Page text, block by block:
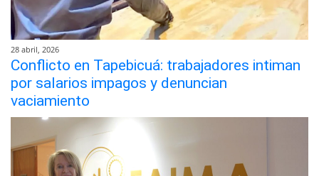
28 abril, 2026
Conflicto en Tapebicuá: trabajadores intiman
por salarios impagos y denuncian
vaciamiento